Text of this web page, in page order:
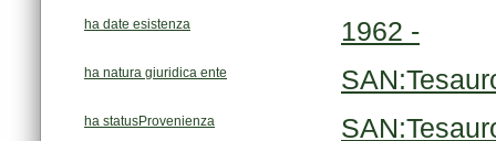
ha date esistenza 1962 -
ha natura giuridica ente
ha statusProvenienza